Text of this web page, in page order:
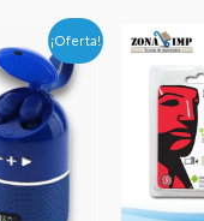
¡Oferta!